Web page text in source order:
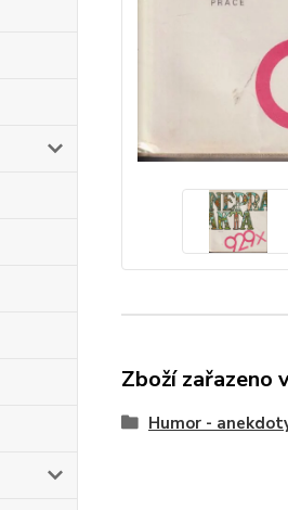
Zboží zařazeno
Humor -